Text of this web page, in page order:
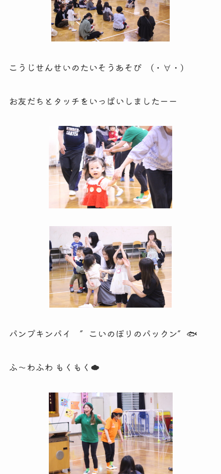
こうじせんせいのたいそうあそび (・∀・)
お友だちとタッチをいっぱいしましたーー
パンプキンパイ ″こいのぼりのパックン″🐟
ふ～わふわ もくもく☁